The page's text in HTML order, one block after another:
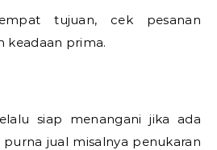
tujuan, cek pesanan
keadaan prima.
siap menangani jika ada
jual misalnya penukaran